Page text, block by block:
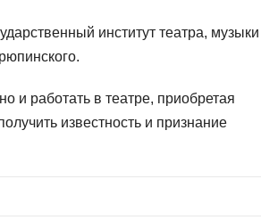
институт театра, музыки
и работать в театре, приобретая
известность и признание